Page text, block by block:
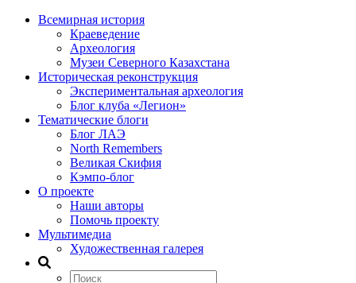
Всемирная история
Краеведение
Археология
Музеи Северного Казахстана
Историческая реконструкция
Экспериментальная археология
Блог клуба «Легион»
Тематические блоги
Блог ЛАЭ
North Remembers
Великая Скифия
Кэмпо-блог
О проекте
Наши авторы
Помочь проекту
Мультимедиа
Художественная галерея